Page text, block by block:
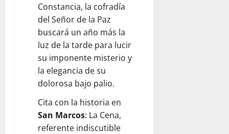
Constancia, la cofradía
del Señor de la Paz
buscará un año más la
luz de la tarde para lucir
su imponente misterio y
la elegancia de su
dolorosa bajo palio.
Cita con la historia en
San Marcos: La Cena,
referente indiscutible